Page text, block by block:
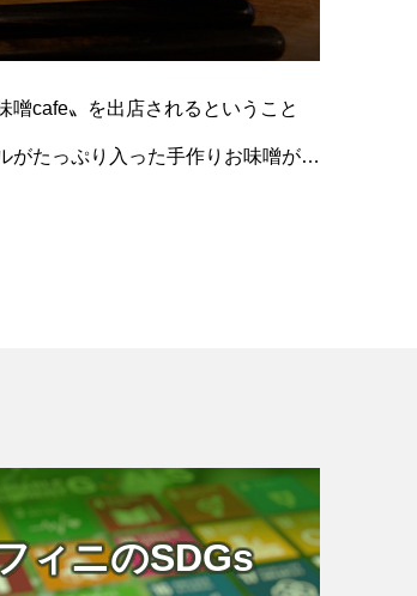
噌cafe〟を出店されるということ
がたっぷり入った手作りお味噌が使
ィニのSDGs